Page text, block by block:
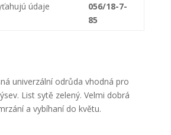
údaje
056/18-7-
85
univerzální odrůda vhodná pro
List sytě zelený. Velmi dobrá
a vybíhaní do květu.